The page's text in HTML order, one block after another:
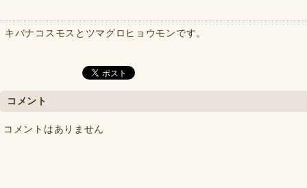
キバナコスモスとツマグロヒョウモンです。
コメント
コメントはありません